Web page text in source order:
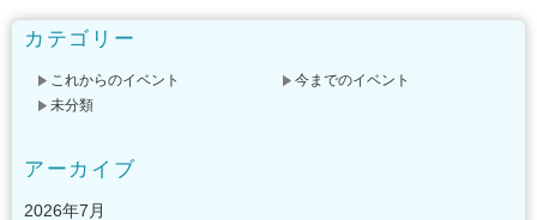
カテゴリー
これからのイベント
今までのイベント
未分類
アーカイブ
2026年7月